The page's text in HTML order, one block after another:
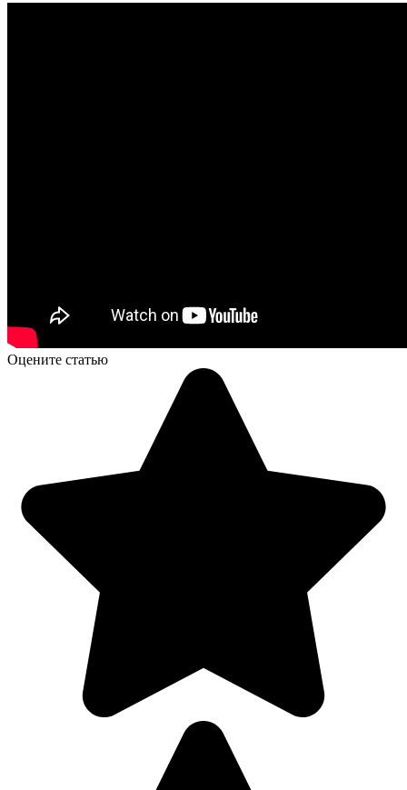
Оцените статью